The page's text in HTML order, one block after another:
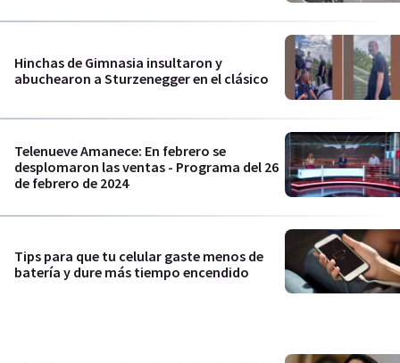
Hinchas de Gimnasia insultaron y
abuchearon a Sturzenegger en el clásico
Telenueve Amanece: En febrero se
desplomaron las ventas - Programa del 26
de febrero de 2024
Tips para que tu celular gaste menos de
batería y dure más tiempo encendido